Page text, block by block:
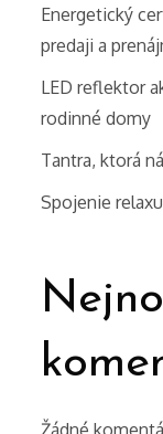
Energetický
predaji a
LED reflektor
rodinné domy
Tantra, ktorá
Spojenie
Žádné